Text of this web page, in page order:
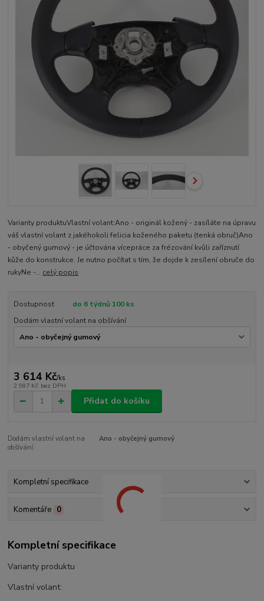
Varianty produktuVlastní volant:Ano - originál kožený - zasíláte na úpravu
váš vlastní volant z jakéhokoli felicia koženého paketu (tenká obruč)Ano
- obyčený gumový - je účtována vícepráce za frézování kvůli zaříznutí
kůže do konstrukce. Je nutno počítat s tím, že dojde k zesílení obruče do
rukyNe -... celý popis
Dostupnost
do 6 týdnů 100 ks
Dodám vlastní volant na obšívání
3 614 Kč/ks
2 987 Kč bez DPH
Přidat do košíku
Dodám vlastní volant na
obšívání:
Ano - obyčejný gumový
Kompletní specifikace
Komentáře 0
Kompletní specifikace
Varianty produktu
Vlastní volant: